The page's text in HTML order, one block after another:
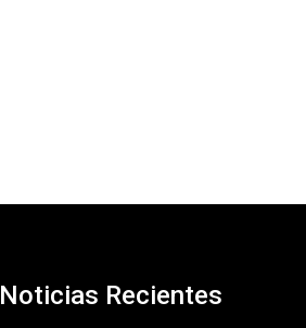
Noticias Recientes